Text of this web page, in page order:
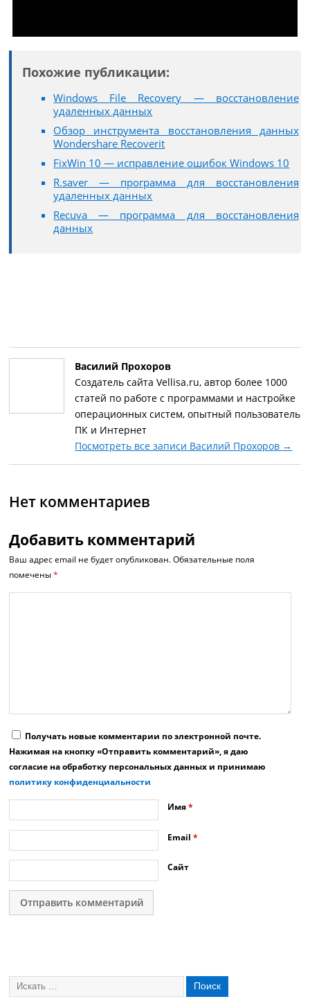
Похожие публикации:
Windows File Recovery — восстановление
удаленных данных
Обзор инструмента восстановления данных
Wondershare Recoverit
FixWin 10 — исправление ошибок Windows 10
R.saver — программа для восстановления
удаленных данных
Recuva — программа для восстановления
данных
Василий Прохоров
Создатель сайта Vellisa.ru, автор более 1000
статей по работе с программами и настройке
операционных систем, опытный пользователь
ПК и Интернет
Посмотреть все записи Василий Прохоров →
Нет комментариев
Добавить комментарий
Ваш адрес email не будет опубликован. Обязательные поля
помечены*
Получать новые комментарии по электронной почте.
Нажимая на кнопку «Отправить комментарий», я даю
согласие на обработку персональных данных и принимаю
политику конфиденциальности
Имя*
Email*
Сайт